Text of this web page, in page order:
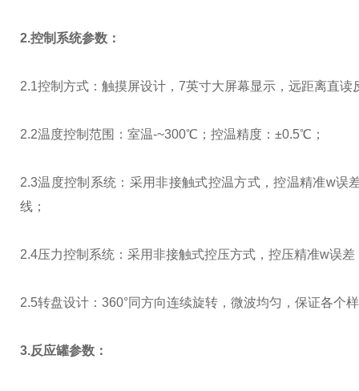
2.控制系统参数：
2.1控制方式：触摸屏设计，7英寸大屏幕显示，远距离直
2.2温度控制范围：室温-~300℃；控温精度：±0.5℃；
2.3温度控制系统：采用非接触式控温方式，控温精准w
线；
2.4压力控制系统：采用非接触式控压方式，控压精准w误
2.5转盘设计：360°同方向连续旋转，微波均匀，保证各个
3.反应罐参数：